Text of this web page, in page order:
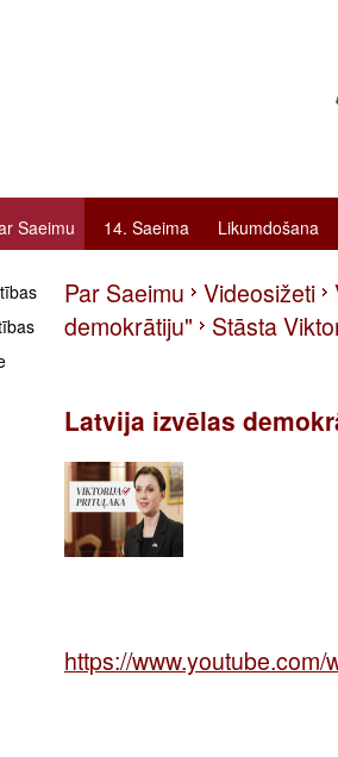
Saeimu 14. Saeima Likumdošana
Par Saeimu Videosižeti
demokrātiju"
Stāsta
Latvija izvēlas
https://